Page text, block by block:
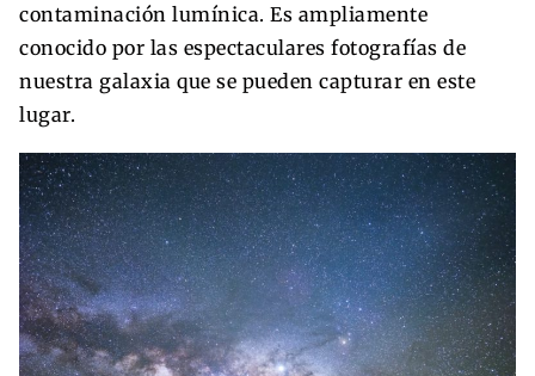
contaminación lumínica. Es ampliamente
conocido por las espectaculares fotografías de
nuestra galaxia que se pueden capturar en este
lugar.